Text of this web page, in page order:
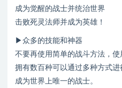
成为觉醒的战士并统治世界
击败死灵法师并成为英雄！
▶众多的技能和神器
不要再使用简单的战斗方法，使
拥有数百种可以通过多种方式进
成为世界上唯一的战士。